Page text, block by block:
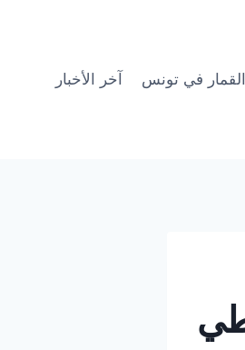
في تونس آخر الأخبار